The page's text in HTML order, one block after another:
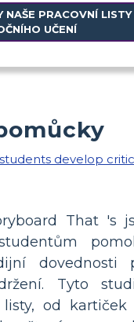
NAŠE PRACOVNÍ LISTY
UČENÍ
That 's
dovednosti
Tyto
od kartiček